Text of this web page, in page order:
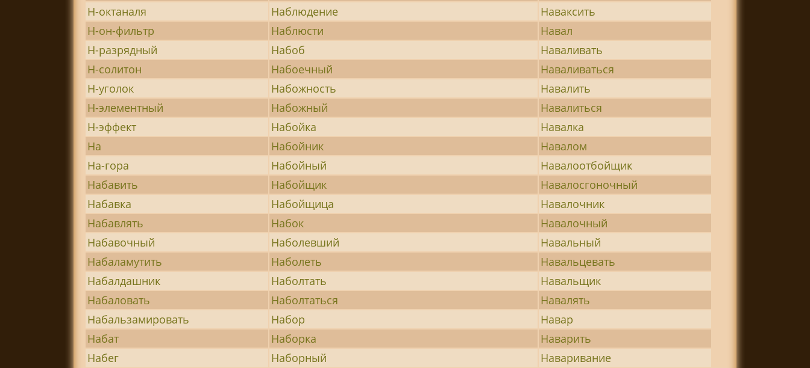
Н-октаналя
Наблюдение
Наваксить
Н-он-фильтр
Наблюсти
Навал
Н-разрядный
Набоб
Наваливать
Н-солитон
Набоечный
Наваливаться
Н-уголок
Набожность
Навалить
Н-элементный
Набожный
Навалиться
Н-эффект
Набойка
Навалка
На
Набойник
Навалом
На-гора
Набойный
Навалоотбойщик
Набавить
Набойщик
Навалосгоночный
Набавка
Набойщица
Навалочник
Набавлять
Набок
Навалочный
Набавочный
Наболевший
Навальный
Набаламутить
Наболеть
Навальцевать
Набалдашник
Наболтать
Навальщик
Набаловать
Наболтаться
Навалять
Набальзамировать
Набор
Навар
Набат
Наборка
Наварить
Набег
Наборный
Наваривание